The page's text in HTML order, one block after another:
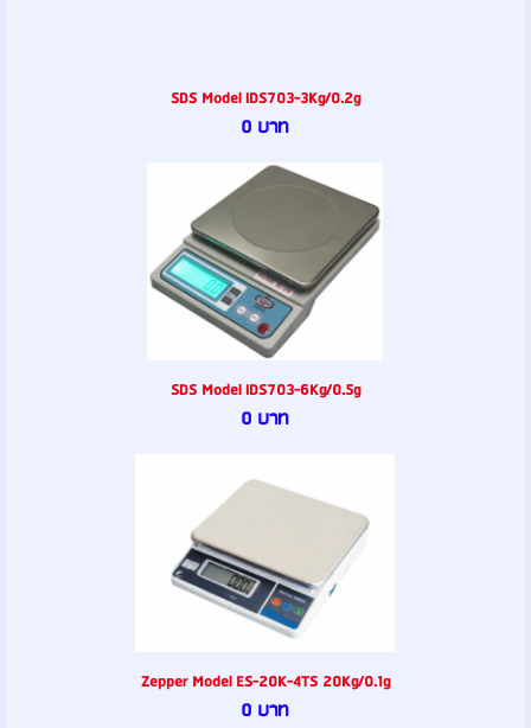
SDS Model IDS703-3Kg/0.2g
0 บาท
SDS Model IDS703-6Kg/0.5g
0 บาท
Zepper Model ES-20K-4TS 20Kg/0.1g
0 บาท